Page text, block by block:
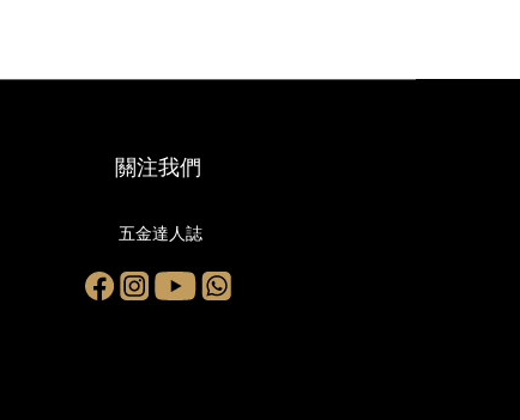
關注我們
五金達人誌